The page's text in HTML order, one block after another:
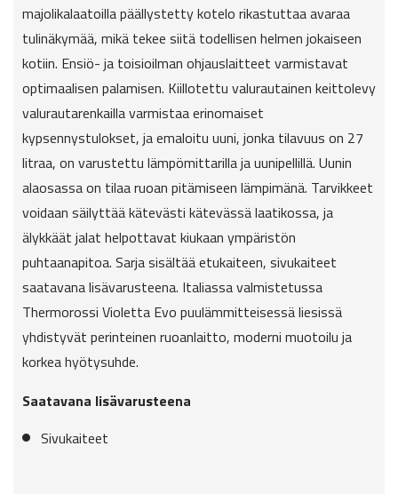
majolikalaatoilla päällystetty kotelo rikastuttaa avaraa
tulinäkymää, mikä tekee siitä todellisen helmen jokaiseen
kotiin. Ensiö- ja toisioilman ohjauslaitteet varmistavat
optimaalisen palamisen. Kiillotettu valurautainen keittolevy
valurautarenkailla varmistaa erinomaiset
kypsennystulokset, ja emaloitu uuni, jonka tilavuus on 27
litraa, on varustettu lämpömittarilla ja uunipellillä. Uunin
alaosassa on tilaa ruoan pitämiseen lämpimänä. Tarvikkeet
voidaan säilyttää kätevästi kätevässä laatikossa, ja
älykkäät jalat helpottavat kiukaan ympäristön
puhtaanapitoa. Sarja sisältää etukaiteen, sivukaiteet
saatavana lisävarusteena. Italiassa valmistetussa
Thermorossi Violetta Evo puulämmitteisessä liesissä
yhdistyvät perinteinen ruoanlaitto, moderni muotoilu ja
korkea hyötysuhde.
Saatavana lisävarusteena
Sivukaiteet